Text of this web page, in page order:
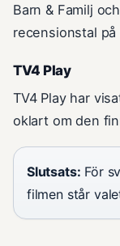
Barn & Familj
recensionstal
TV4 Play
TV4 Play har
oklart om den
Slutsats: För
filmen står